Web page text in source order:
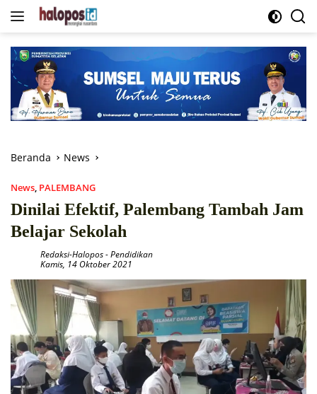
Langsung
Beranda News
News PALEMBANG
Dinilai Efektif, Palembang Tambah Jam
Belajar Sekolah
Redaksi-Halopos-Pendidikan
Kamis, 14 Oktober 2021